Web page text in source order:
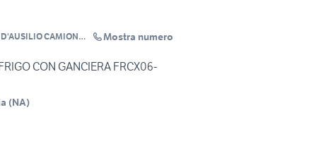
CAMION
Mostra numero
CON GANCIERA FRCX06-
(NA)